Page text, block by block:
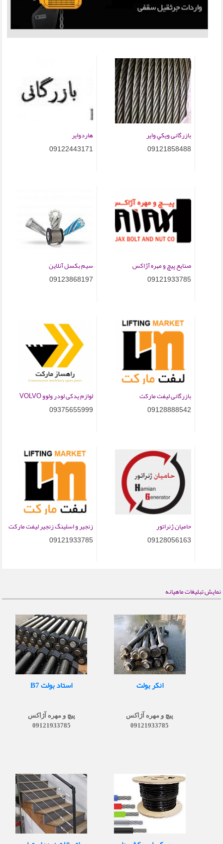
هاردوایر
09122443171
بازرگانی ويكي واير
09121858488
سیم بکسل آنلاین
09123868197
صنایع پیچ و مهره آژاکس
09121933785
لوازم یدکی لودر ولوو VOLVO
09375655999
بازرگانی لیفت مارکت
09128888542
زنجیر و اسلینگ زنجیر لیفت مارکت
09121933785
حامیان ژنراتور
09128056163
نمایش تبلیغات ماهیانه
استاد بولت B7
پیچ و مهره آژاکس
09121933785
انکر بولت
پیچ و مهره آژاکس
09121933785